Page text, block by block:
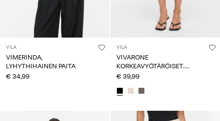
VILA
VIMERINDA,
LYHYTHIHAINEN PAITA
€ 34,99
VILA
VIVARONE
KORKEAVYÖTÄRÖISET
BERMUDA-SHORTSIT
€ 39,99